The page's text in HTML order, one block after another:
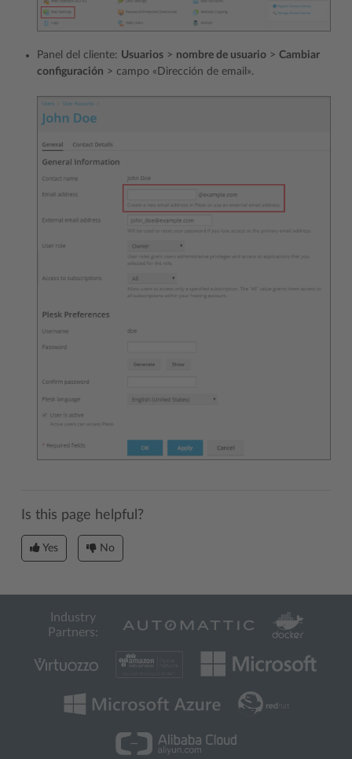
Panel del cliente: Usuarios > nombre de usuario > Cambiar
configuración > campo «Dirección de email».
Is this page helpful?
Yes No
Industry
Partners: